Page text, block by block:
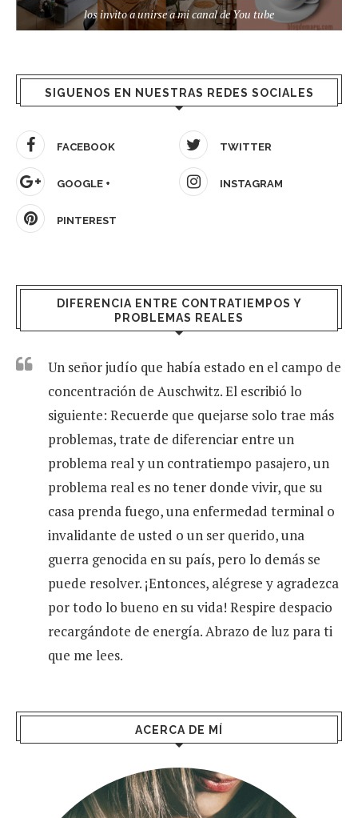
los invito a unirse a mi canal de You tube
SIGUENOS EN NUESTRAS REDES SOCIALES
FACEBOOK TWITTER
GOOGLE + INSTAGRAM
PINTEREST
DIFERENCIA ENTRE CONTRATIEMPOS Y
PROBLEMAS REALES
Un señor judío que había estado en el campo de
concentración de Auschwitz. El escribió lo
siguiente: Recuerde que quejarse solo trae más
problemas, trate de diferenciar entre un
problema real y un contratiempo pasajero, un
problema real es no tener donde vivir, que su
casa prenda fuego, una enfermedad terminal o
invalidante de usted o un ser querido, una
guerra genocida en su país, pero lo demás se
puede resolver. ¡Entonces, alégrese y agradezca
por todo lo bueno en su vida! Respire despacio
recargándote de energía. Abrazo de luz para ti
que me lees.
ACERCA DE MÍ